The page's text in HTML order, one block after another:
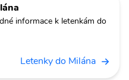
informace k letenkám do
Letenky do Milána